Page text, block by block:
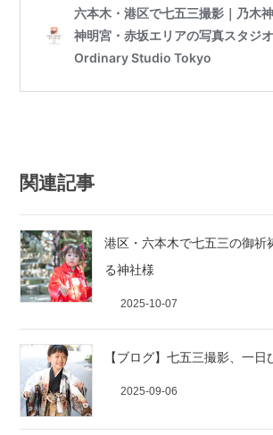
関連記事
港区・六本木で七五三の御祈
る神社様
2025-10-07
【ブログ】七五三撮影、一
2025-09-06